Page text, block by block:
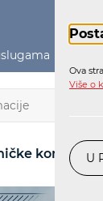
Ova
Više o
U